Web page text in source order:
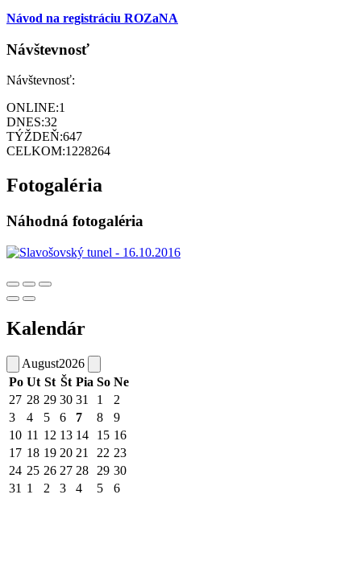
Návod na registráciu ROZaNA
Návštevnosť
Návštevnosť:
ONLINE:1
DNES:32
TÝŽDEŇ:647
CELKOM:1228264
Fotogaléria
Náhodná fotogaléria
Kalendár
August2026
Po Ut St Št Pia So Ne
27 28 29 30 31 1
2
3
4 5 6 7 8
9
10 11 12 13 14 15 16
17 18 19 20 21 22 23
24 25 26 27 28 29 30
31 1 2 3 4 5 6